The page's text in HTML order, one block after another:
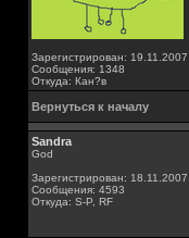
Зарегистрирован: 19.11.2007
Сообщения: 1348
Откуда: Кан?в
Вернуться к началу
Sandra
God
Зарегистрирован: 18.11.2007
Сообщения: 4593
Откуда: S-P, RF